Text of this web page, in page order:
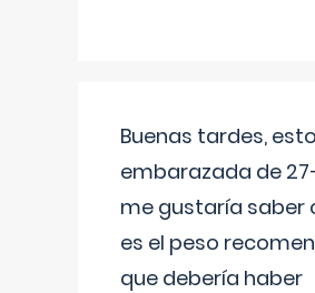
Buenas tardes,
embarazada de
me gustaría saber
es el peso
que debería haber